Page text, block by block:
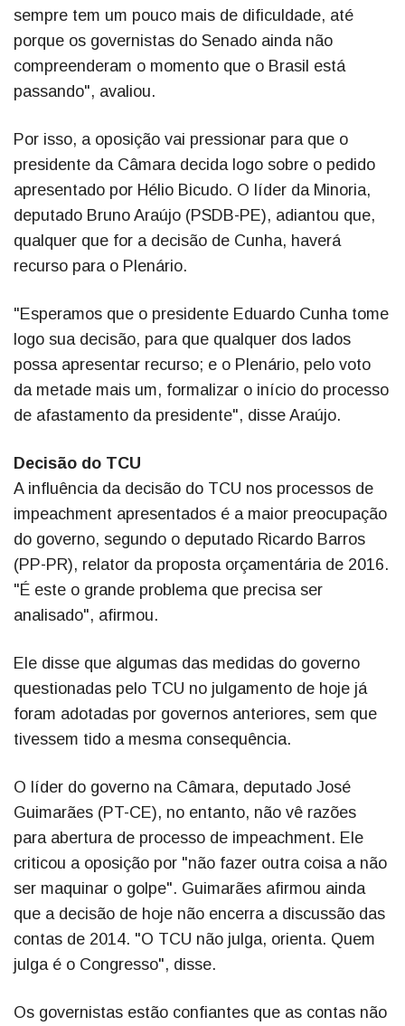
sempre tem um pouco mais de dificuldade, até
porque os governistas do Senado ainda não
compreenderam o momento que o Brasil está
passando", avaliou.
Por isso, a oposição vai pressionar para que o
presidente da Câmara decida logo sobre o pedido
apresentado por Hélio Bicudo. O líder da Minoria,
deputado Bruno Araújo (PSDB-PE), adiantou que,
qualquer que for a decisão de Cunha, haverá
recurso para o Plenário.
"Esperamos que o presidente Eduardo Cunha tome
logo sua decisão, para que qualquer dos lados
possa apresentar recurso; e o Plenário, pelo voto
da metade mais um, formalizar o início do processo
de afastamento da presidente", disse Araújo.
Decisão do TCU
A influência da decisão do TCU nos processos de
impeachment apresentados é a maior preocupação
do governo, segundo o deputado Ricardo Barros
(PP-PR), relator da proposta orçamentária de 2016.
"É este o grande problema que precisa ser
analisado", afirmou.
Ele disse que algumas das medidas do governo
questionadas pelo TCU no julgamento de hoje já
foram adotadas por governos anteriores, sem que
tivessem tido a mesma consequência.
O líder do governo na Câmara, deputado José
Guimarães (PT-CE), no entanto, não vê razões
para abertura de processo de impeachment. Ele
criticou a oposição por "não fazer outra coisa a não
ser maquinar o golpe". Guimarães afirmou ainda
que a decisão de hoje não encerra a discussão das
contas de 2014. "O TCU não julga, orienta. Quem
julga é o Congresso", disse.
Os governistas estão confiantes que as contas não